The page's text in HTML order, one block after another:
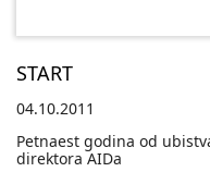
START
04.10.2011
Petnaest godina od
direktora AIDa